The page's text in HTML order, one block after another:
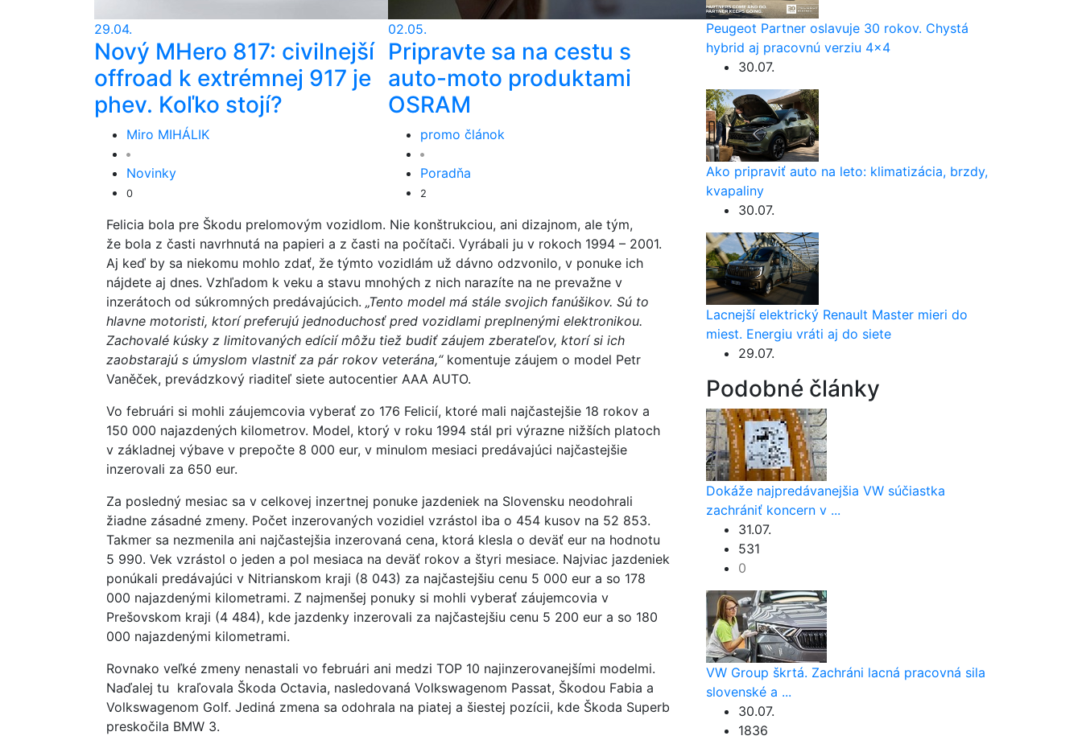
29.04.
Nový MHero 817: civilnejší
offroad k extrémnej 917 je
phev. Koľko stojí?
Miro MIHÁLIK
Novinky
0
02.05.
Pripravte sa na cestu s
auto-moto produktami
OSRAM
promo článok
Poradňa
2
Felicia bola pre Škodu prelomovým vozidlom. Nie konštrukciou, ani dizajnom, ale tým,
že bola z časti navrhnutá na papieri a z časti na počítači. Vyrábali ju v rokoch 1994 – 2001.
Aj keď by sa niekomu mohlo zdať, že týmto vozidlám už dávno odzvonilo, v ponuke ich
nájdete aj dnes. Vzhľadom k veku a stavu mnohých z nich narazíte na ne prevažne v
inzerátoch od súkromných predávajúcich. „Tento model má stále svojich fanúšikov. Sú to
hlavne motoristi, ktorí preferujú jednoduchosť pred vozidlami preplnenými elektronikou.
Zachovalé kúsky z limitovaných edícií môžu tiež budiť záujem zberateľov, ktorí si ich
zaobstarajú s úmyslom vlastniť za pár rokov veterána,“komentuje záujem o model Petr
Vaněček, prevádzkový riaditeľ siete autocentier AAA AUTO.
Vo februári si mohli záujemcovia vyberať zo 176 Felicií, ktoré mali najčastejšie 18 rokov a
150 000 najazdených kilometrov. Model, ktorý v roku 1994 stál pri výrazne nižších platoch
v základnej výbave v prepočte 8 000 eur, v minulom mesiaci predávajúci najčastejšie
inzerovali za 650 eur.
Za posledný mesiac sa v celkovej inzertnej ponuke jazdeniek na Slovensku neodohrali
žiadne zásadné zmeny. Počet inzerovaných vozidiel vzrástol iba o 454 kusov na 52 853.
Takmer sa nezmenila ani najčastejšia inzerovaná cena, ktorá klesla o deväť eur na hodnotu
5 990. Vek vzrástol o jeden a pol mesiaca na deväť rokov a štyri mesiace. Najviac jazdeniek
ponúkali predávajúci v Nitrianskom kraji (8 043) za najčastejšiu cenu 5 000 eur a so 178
000 najazdenými kilometrami. Z najmenšej ponuky si mohli vyberať záujemcovia v
Prešovskom kraji (4 484), kde jazdenky inzerovali za najčastejšiu cenu 5 200 eur a so 180
000 najazdenými kilometrami.
Rovnako veľké zmeny nenastali vo februári ani medzi TOP 10 najinzerovanejšími modelmi.
Naďalej tu kraľovala Škoda Octavia, nasledovaná Volkswagenom Passat, Škodou Fabia a
Volkswagenom Golf. Jediná zmena sa odohrala na piatej a šiestej pozícii, kde Škoda Superb
preskočila BMW 3.
Peugeot Partner oslavuje 30 rokov. Chystá
hybrid aj pracovnú verziu 4×4
30.07.
Ako pripraviť auto na leto: klimatizácia, brzdy,
kvapaliny
30.07.
Lacnejší elektrický Renault Master mieri do
miest. Energiu vráti aj do siete
29.07.
Podobné články
Dokáže najpredávanejšia VW súčiastka
zachrániť koncern v ...
31.07.
531
0
VW Group škrtá. Zachráni lacná pracovná sila
slovenské a ...
30.07.
1836